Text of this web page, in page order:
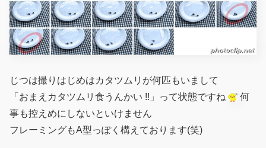
じつは撮りはじめはカタツムリが何匹もいまして
「おまえカタツムリ食うんかい !!」って状態ですね
何
事も控えめにしないといけません
フレーミングもA型っぽく構えております(笑)